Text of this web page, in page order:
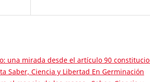
una mirada desde el artículo 90
Saber, Ciencia y Libertad En Germinación